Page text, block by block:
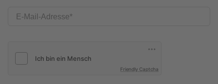
E-Mail-Adresse
Friendly Captcha